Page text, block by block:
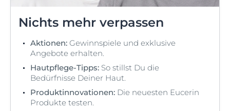
Nichts mehr verpassen
Aktionen: Gewinnspiele und exklusive
Angebote erhalten.
Hautpflege-Tipps: So stillst Du die
Bedürfnisse Deiner Haut.
Produktinnovationen: Die neuesten Eucerin
Produkte testen.